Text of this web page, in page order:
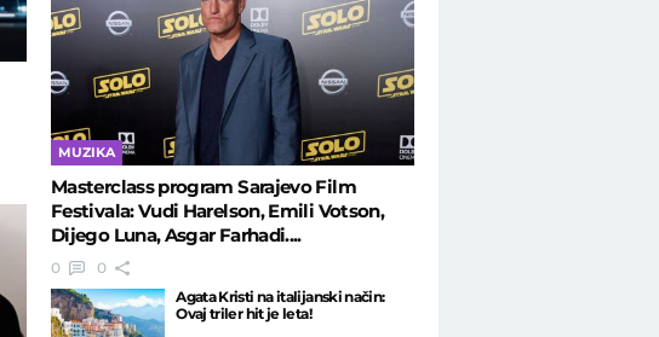
MUZIKA
Masterclass program Sarajevo Film
Festivala: Vudi Harelson, Emili Votson,
Dijego Luna, Asgar Farhadi....
0
0
Agata Kristi na italijanski način:
Ovaj triler hit je leta!